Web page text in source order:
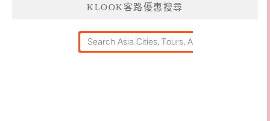
KLOOK客路優惠搜尋